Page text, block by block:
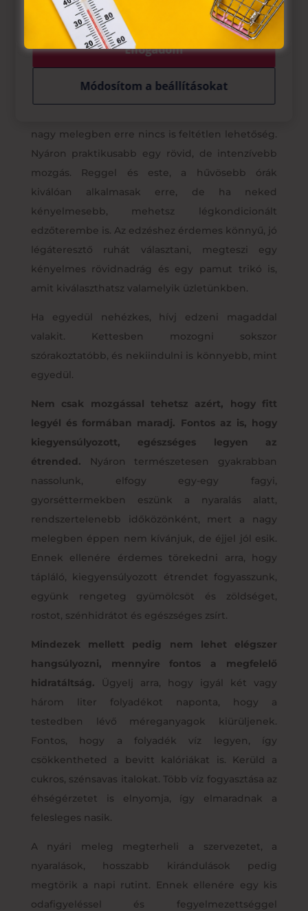
nagy melegben erre nincs is feltétlen lehetőség.
Nyáron praktikusabb egy rövid, de intenzívebb
mozgás. Reggel és este, a hűvösebb órák
kiválóan alkalmasak erre, de ha neked
kényelmesebb, mehetsz légkondicionált
edzőterembe is. Az edzéshez érdemes könnyű, jó
légáteresztő ruhát választani, megteszi egy
kényelmes rövidnadrág és egy pamut trikó is,
amit kiválaszthatsz valamelyik üzletünkben.
Ha egyedül nehézkes, hívj edzeni magaddal
valakit. Kettesben mozogni sokszor
szórakoztatóbb, és nekiindulni is könnyebb, mint
egyedül.
Nem csak mozgással tehetsz azért, hogy fitt
legyél és formában maradj. Fontos az is, hogy
kiegyensúlyozott, egészséges legyen az
étrended. Nyáron természetesen gyakrabban
nassolunk, elfogy egy-egy fagyi,
gyorséttermekben eszünk a nyaralás alatt,
rendszertelenebb időközönként, mert a nagy
melegben éppen nem kívánjuk, de éjjel jól esik.
Ennek ellenére érdemes törekedni arra, hogy
tápláló, kiegyensúlyozott étrendet fogyasszunk,
együnk rengeteg gyümölcsöt és zöldséget,
rostot, szénhidrátot és egészséges zsírt.
Mindezek mellett pedig nem lehet elégszer
hangsúlyozni, mennyire fontos a megfelelő
hidratáltság. Ügyelj arra, hogy igyál két vagy
három liter folyadékot naponta, hogy a
testedben lévő méreganyagok kiürüljenek.
Fontos, hogy a folyadék víz legyen, így
csökkentheted a bevitt kalóriákat is. Kerüld a
cukros, szénsavas italokat. Több víz fogyasztása az
éhségérzetet is elnyomja, így elmaradnak a
felesleges nasik.
A nyári meleg megterheli a szervezetet, a
nyaralások, hosszabb kirándulások pedig
megtörik a napi rutint. Ennek ellenére egy kis
odafigyeléssel és fegyelmezettséggel
Elfogadom
Módosítom a beállításokat